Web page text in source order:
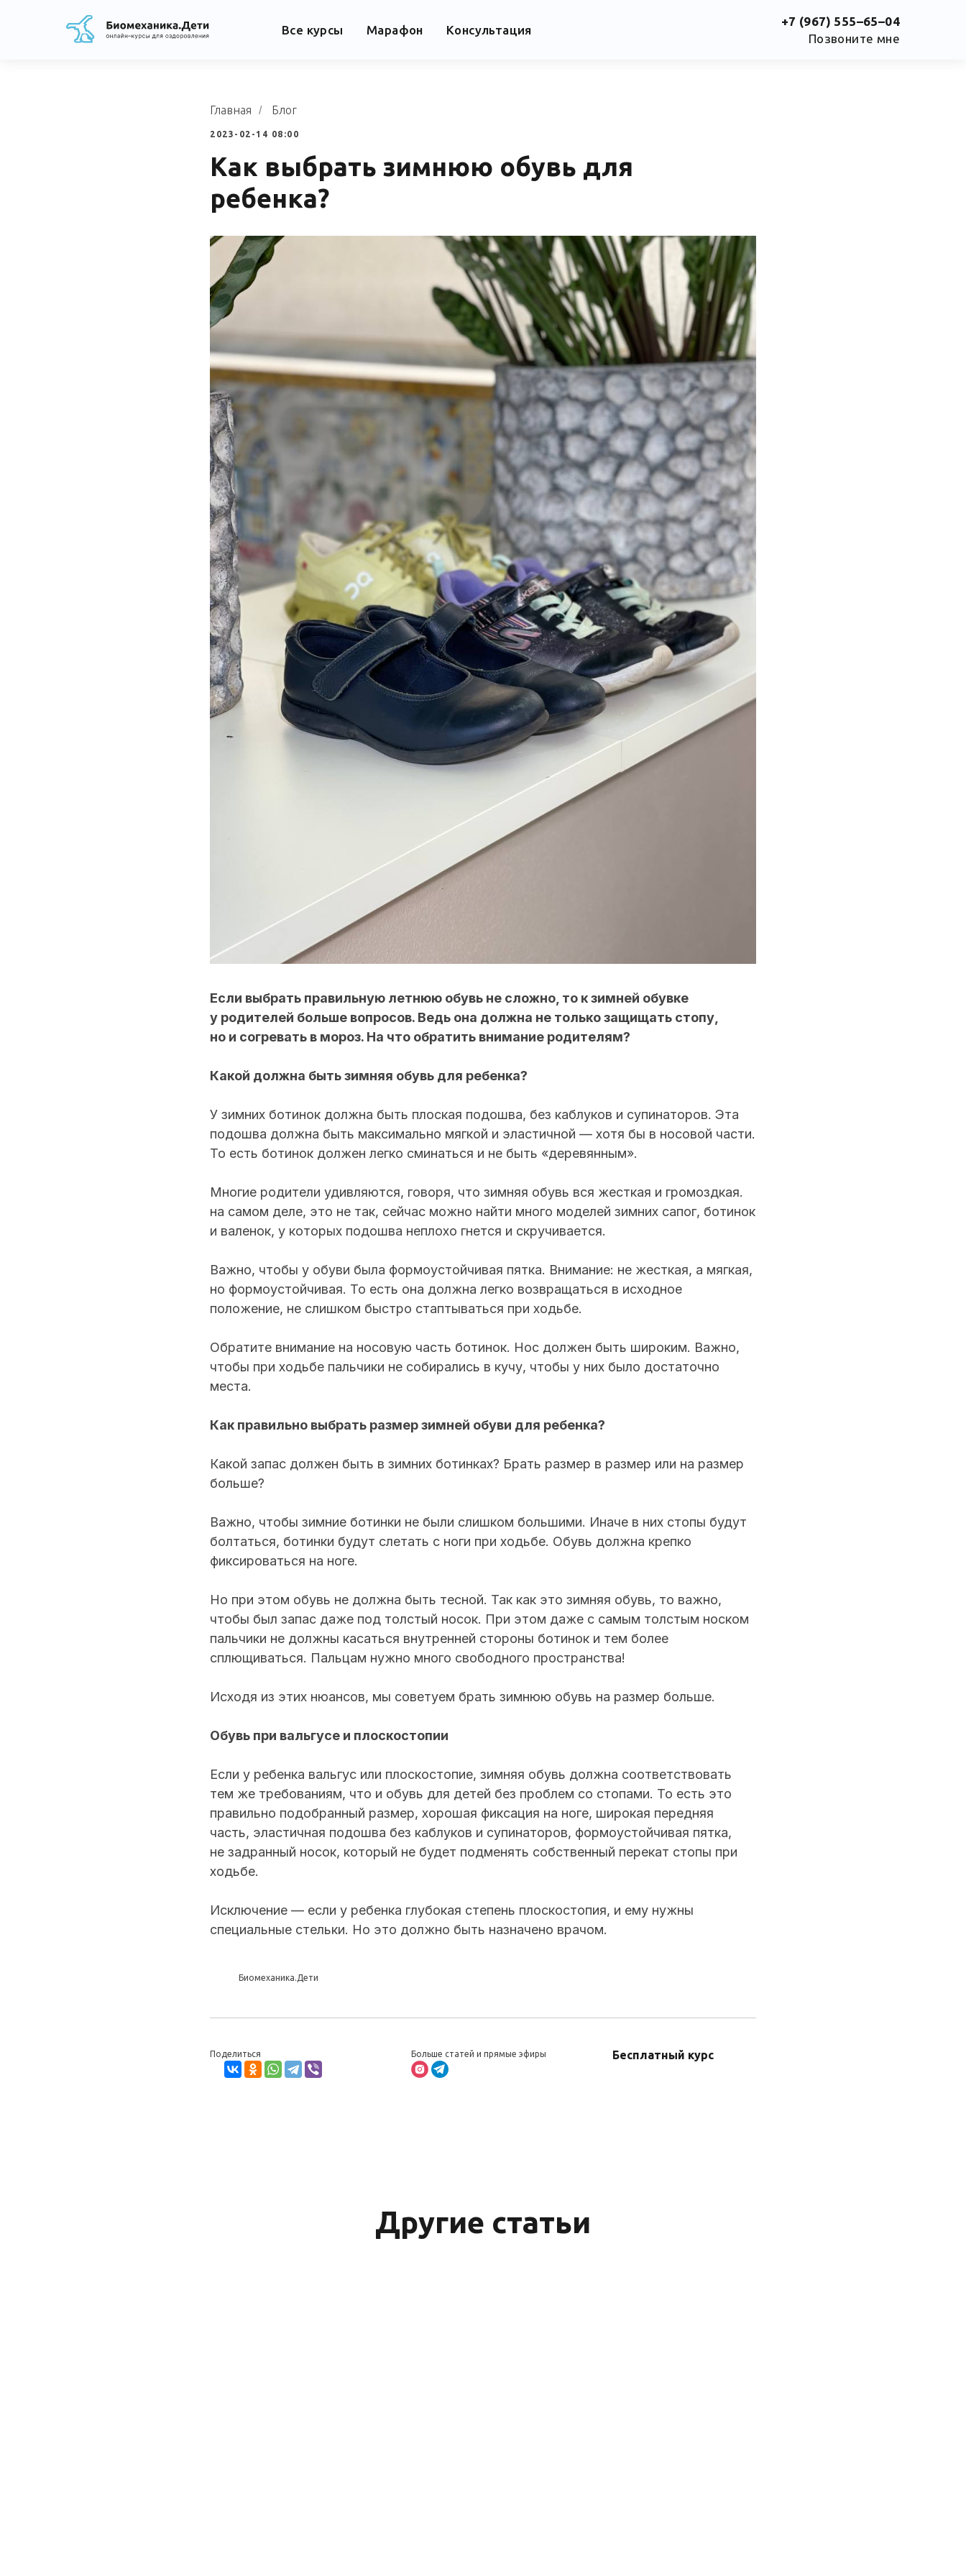
Все курсы Марафон Консультация
+7 (967) 555–65–04
Позвоните мне
Главная / Блог
2023-02-14 08:00
Как выбрать зимнюю обувь для
ребенка?
Если выбрать правильную летнюю обувь не сложно, то к зимней обувке
у родителей больше вопросов. Ведь она должна не только защищать стопу,
но и согревать в мороз. На что обратить внимание родителям?
Какой должна быть зимняя обувь для ребенка?
У зимних ботинок должна быть плоская подошва, без каблуков и супинаторов. Эта
подошва должна быть максимально мягкой и эластичной — хотя бы в носовой части.
То есть ботинок должен легко сминаться и не быть «деревянным».
Многие родители удивляются, говоря, что зимняя обувь вся жесткая и громоздкая.
на самом деле, это не так, сейчас можно найти много моделей зимних сапог, ботинок
и валенок, у которых подошва неплохо гнется и скручивается.
Важно, чтобы у обуви была формоустойчивая пятка. Внимание: не жесткая, а мягкая,
но формоустойчивая. То есть она должна легко возвращаться в исходное
положение, не слишком быстро стаптываться при ходьбе.
Обратите внимание на носовую часть ботинок. Нос должен быть широким. Важно,
чтобы при ходьбе пальчики не собирались в кучу, чтобы у них было достаточно
места.
Как правильно выбрать размер зимней обуви для ребенка?
Какой запас должен быть в зимних ботинках? Брать размер в размер или на размер
больше?
Важно, чтобы зимние ботинки не были слишком большими. Иначе в них стопы будут
болтаться, ботинки будут слетать с ноги при ходьбе. Обувь должна крепко
фиксироваться на ноге.
Но при этом обувь не должна быть тесной. Так как это зимняя обувь, то важно,
чтобы был запас даже под толстый носок. При этом даже с самым толстым носком
пальчики не должны касаться внутренней стороны ботинок и тем более
сплющиваться. Пальцам нужно много свободного пространства!
Исходя из этих нюансов, мы советуем брать зимнюю обувь на размер больше.
Обувь при вальгусе и плоскостопии
Если у ребенка вальгус или плоскостопие, зимняя обувь должна соответствовать
тем же требованиям, что и обувь для детей без проблем со стопами. То есть это
правильно подобранный размер, хорошая фиксация на ноге, широкая передняя
часть, эластичная подошва без каблуков и супинаторов, формоустойчивая пятка,
не задранный носок, который не будет подменять собственный перекат стопы при
ходьбе.
Исключение — если у ребенка глубокая степень плоскостопия, и ему нужны
специальные стельки. Но это должно быть назначено врачом.
Биомеханика.Дети
Поделиться Больше статей и прямые эфиры Бесплатный курс
Другие статьи